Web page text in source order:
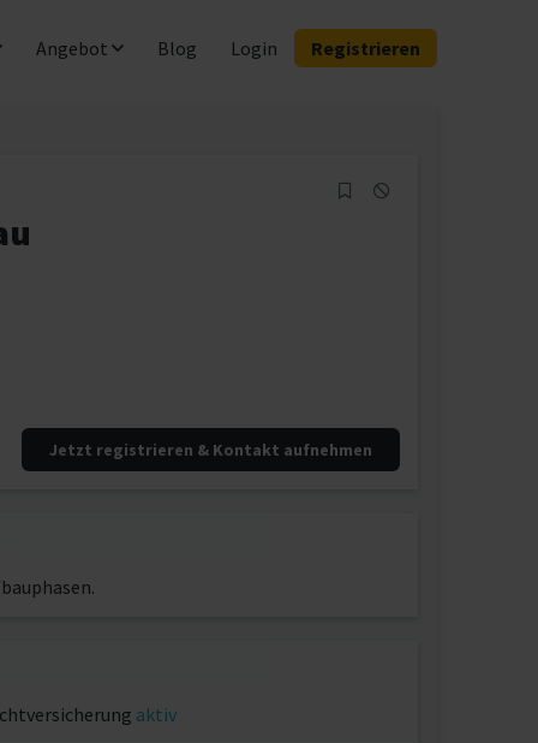
Angebot Blog Login Registrieren
Jetzt registrieren & Kontakt aufnehmen
aktiv